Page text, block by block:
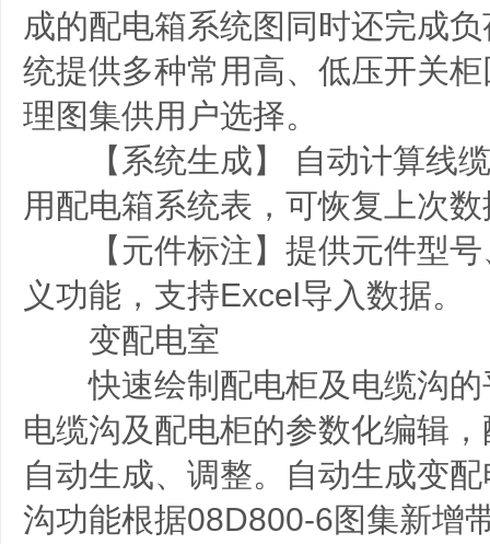
成的配电箱系统图同时还完成
统提供多种常用高、低压开关
理图集供用户选择。
【系统生成】 自动计算线缆
用配电箱系统表，可恢复上次
【元件标注】提供元件型号
义功能，支持Excel导入数据。
变配电室
快速绘制配电柜及电缆沟的
电缆沟及配电柜的参数化编辑
自动生成、调整。自动生成变
沟功能根据08D800-6图集新增